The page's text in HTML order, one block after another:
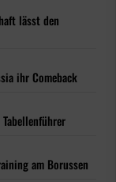
lässt den
ihr Comeback
am Borussen